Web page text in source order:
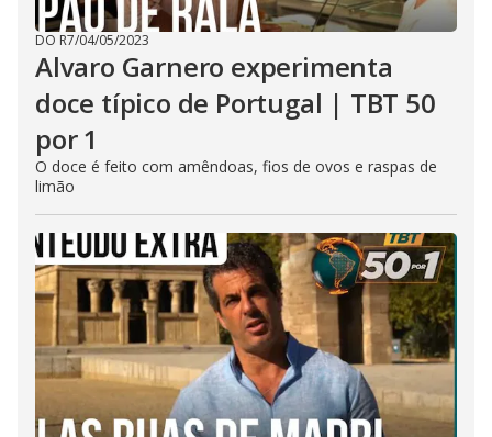
DO R7/04/05/2023
Alvaro Garnero experimenta
doce típico de Portugal | TBT 50
por 1
O doce é feito com amêndoas, fios de ovos e raspas de
limão